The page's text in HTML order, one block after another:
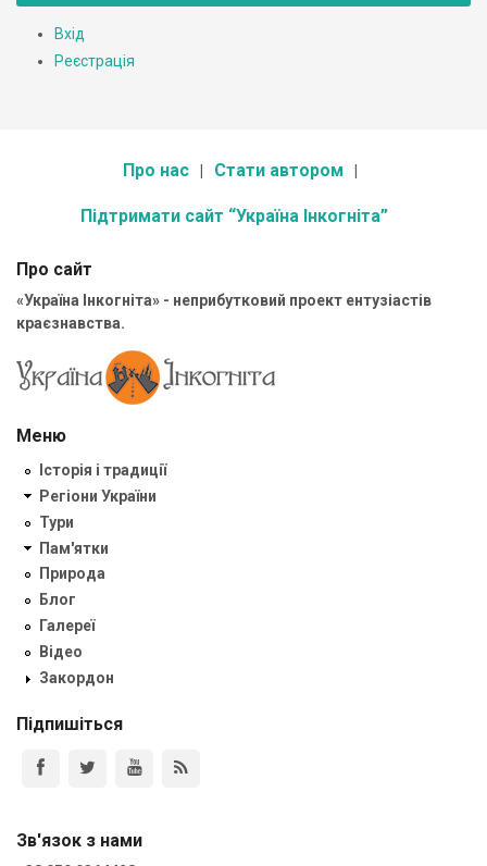
Вхід
Реєстрація
Про нас Стати автором
Підтримати сайт “Україна Інкогніта”
Про сайт
«Україна Інкогніта» - неприбутковий проект ентузіастів
краєзнавства.
Меню
Історія і традиції
Регіони України
Тури
Пам'ятки
Природа
Блог
Галереї
Відео
Закордон
Підпишіться
Зв'язок з нами